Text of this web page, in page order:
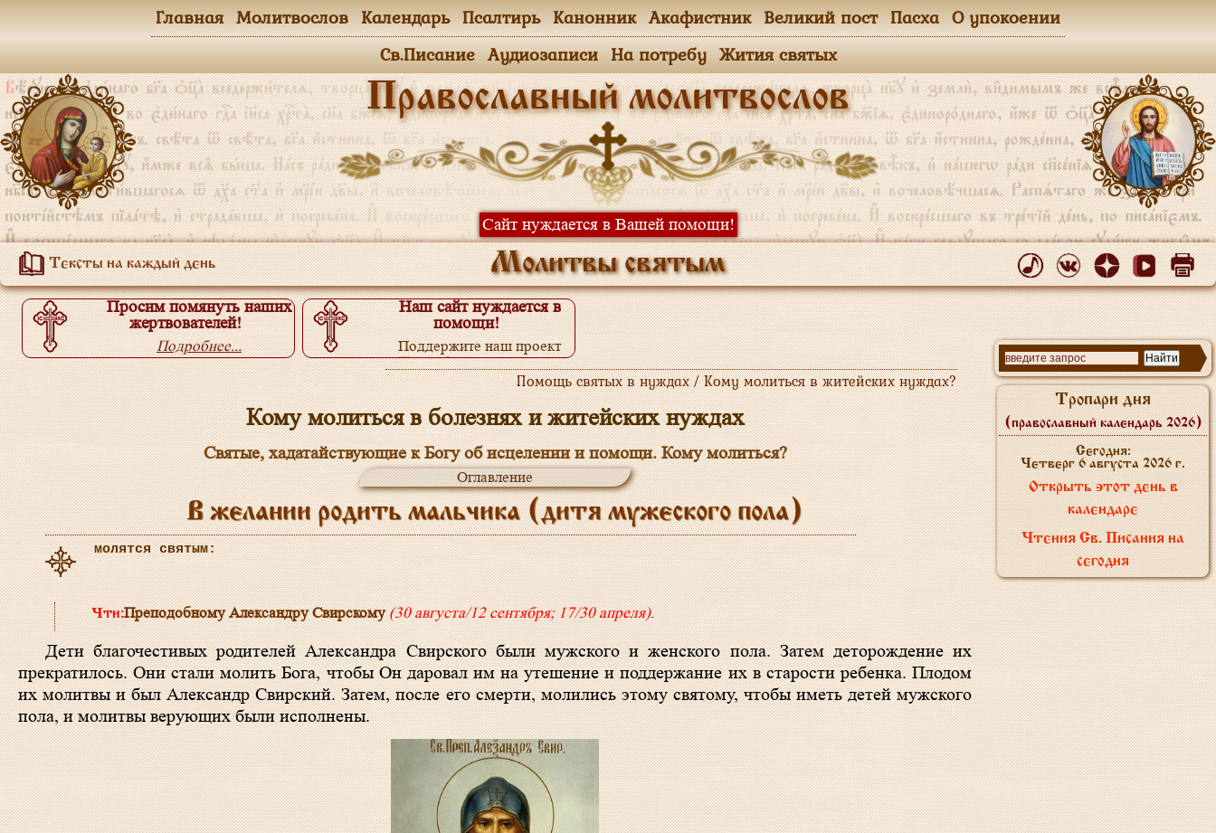
Православный молитвослов
Сайт нуждается в Вашей помощи!
Тексты на каждый день Молитвы святым
Главная Молитвослов Календарь Псалтирь Канонник Акафистник Великий пост Пасха О упокоении
Св.Писание Аудиозаписи На потребу Жития святых
Просим помянуть наших
жертвователей!
Подробнее...
Наш сайт нуждается в
помощи!
Поддержите наш проект
Подробнее...
Помощь святых в нуждах / Кому молиться в житейских нуждах?
Кому молиться в болезнях и житейских нуждах
Святые, хадатайствующие к Богу об исцелении и помощи. Кому молиться?
Оглавление
В желании родить мальчика (дитя мужеского пола)
молятся святым:
Преподобному Александру Свирскому (30 августа/12 сентября; 17/30 апреля).
Дети благочестивых родителей Александра Свирского были мужского и женского пола. Затем деторождение их
прекратилось. Они стали молить Бога, чтобы Он даровал им на утешение и поддержание их в старости ребенка. Плодом
их молитвы и был Александр Свирский. Затем, после его смерти, молились этому святому, чтобы иметь детей мужского
пола, и молитвы верующих были исполнены.
Тропари дня
(православный календарь 2026)
Сегодня:
Четверг 6 августа 2026 г.
Открыть этот день в
календаре
Чтения Св. Писания на
сегодня